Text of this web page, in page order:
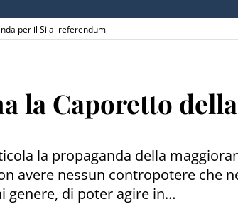
per il Sì al referendum
la Caporetto
la propaganda della
avere nessun contropotere che
genere, di poter agire in…